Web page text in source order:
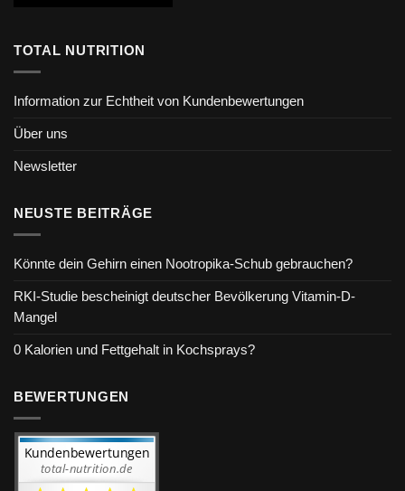
TOTAL NUTRITION
Information zur Echtheit von Kundenbewertungen
Über uns
Newsletter
NEUSTE BEITRÄGE
Könnte dein Gehirn einen Nootropika-Schub gebrauchen?
RKI-Studie bescheinigt deutscher Bevölkerung Vitamin-D-
Mangel
0 Kalorien und Fettgehalt in Kochsprays?
BEWERTUNGEN